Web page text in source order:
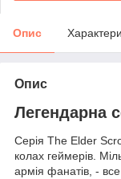
Опис
Опис
Легендарна
Серія The Elder
колах геймерів.
армія фанатів, -